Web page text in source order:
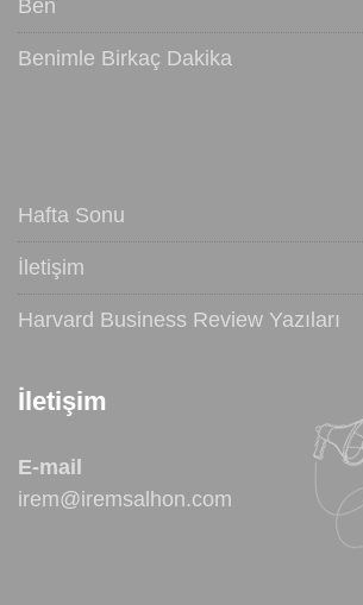
Ben
Benimle Birkaç Dakika
Hafta Sonu
İletişim
Harvard Business Review Yazıları
İletişim
E-mail
irem@iremsalhon.com